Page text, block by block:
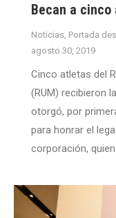
Becan a
Noticias Portada
agosto 30, 2019
Cinco atletas del
(RUM) recibieron
otorgó, por
para honrar el
corporación,